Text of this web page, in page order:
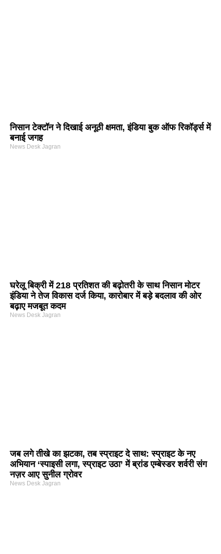
निसान टेक्टॉन ने दिखाई अनूठी क्षमता, इंडिया बुक ऑफ रिकॉर्ड्स में
बनाई जगह
News Desk Jagran
घरेलू बिक्री में 218 प्रतिशत की बढ़ोतरी के साथ निसान मोटर
इंडिया ने तेज विकास दर्ज किया, कारोबार में बड़े बदलाव की ओर
बढ़ाए मजबूत कदम
News Desk Jagran
जब लगे तीखे का झटका, तब स्प्राइट दे साथ: स्प्राइट के नए
अभियान ‘स्पाइसी लगा, स्प्राइट उठा’ में ब्रांड एम्बेस्डर शर्वरी संग
नज़र आए सुनील ग्रोवर
News Desk Jagran